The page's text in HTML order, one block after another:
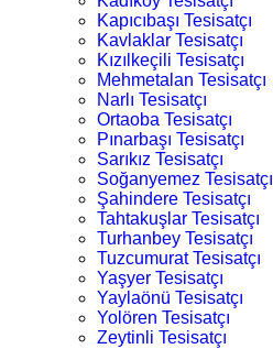
Kapıcıbaşı Tesisatçı
Kavlaklar Tesisatçı
Kızılkeçili Tesisatçı
Mehmetalan Tesisatçı
Narlı Tesisatçı
Ortaoba Tesisatçı
Pınarbaşı Tesisatçı
Sarıkız Tesisatçı
Soğanyemez Tesisatçı
Şahindere Tesisatçı
Tahtakuşlar Tesisatçı
Turhanbey Tesisatçı
Tuzcumurat Tesisatçı
Yaşyer Tesisatçı
Yaylaönü Tesisatçı
Yolören Tesisatçı
Zeytinli Tesisatçı